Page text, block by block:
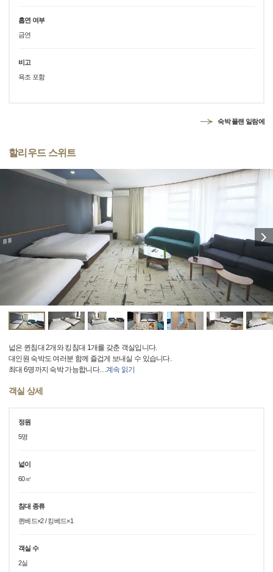
흡연 여부
금연
비고
욕조 포함
숙박 플랜 일람에
할리우드 스위트
넓은 퀸침대 2개와 킹침대 1개를 갖춘 객실입니다.
대인원 숙박도 여러분 함께 즐겁게 보내실 수 있습니다.
최대 6명까지 숙박 가능합니다…계속 읽기
객실 상세
정원
5명
넓이
60㎡
침대 종류
퀸베드×2 / 킹베드×1
객실 수
2실